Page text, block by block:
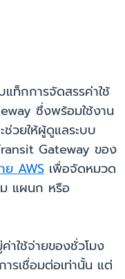
แท็กการจัดสรรค่าใช้
ซึ่งพร้อมใช้งาน
ช่วยให้ผู้ดูแลระบบ
Gateway ของ
ย AWS เพื่อจัดหมวด
ม แผนก หรือ
ใช้จ่ายของชั่วโมง
รเชื่อมต่อเท่านั้น แต่